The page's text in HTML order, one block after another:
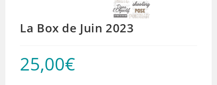
La Box de Juin 2023
25,00€